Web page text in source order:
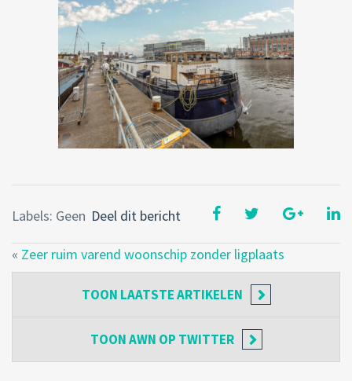
Deel dit bericht
Labels: Geen
« Zeer ruim varend woonschip zonder ligplaats
TOON LAATSTE ARTIKELEN
TOONAWN OP TWITTER